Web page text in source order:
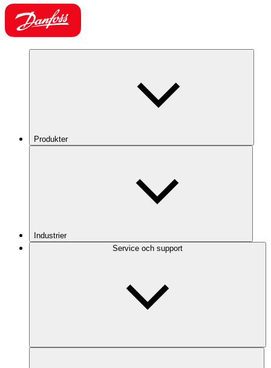
Produkter
Industrier
Service och support